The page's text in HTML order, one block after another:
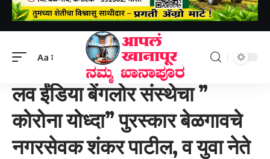
Aa
बेळगाव जिल्हा>लव ईंडिया बेंगलोर संस्थेचा ” कोरोना योध्दा” पुरस्कार बेळगावचे नगरसेवक शंकर पाटील, व युवा नेते पंडित ओगले यांना, ಬೆಳಗಾವಿ ಕಾರ್ಪೋರೇಟರ್ ಶಂಕರ ಪಾಟೀಲ ಹಾಗೂ ಯುವ ಮುಖಂಡ ಪಂಡಿತ್ ಓಗ್ಲೆ ಅವರಿಗೆ ಲವ್ ಇಂಡಿಯಾ ಬೆಂಗಳೂರು ಸಂಸ್ಥೆಯ “ಕರೋನಾ ಯೋಧ” ಪ್ರಶಸ್ತಿ.ಬೆಳಗಾವಿ ಕಾರ್ಪೋರೇಟರ್ ಶಂಕರ ಪಾಟೀಲ ಹಾಗೂ ಯುವ ಮುಖಂಡ ಪಂಡಿತ್ ಓಗ್ಲೆ ಅವರಿಗೆ ಲವ್ ಇಂಡಿಯಾ ಬೆಂಗಳೂರು ಸಂಸ್ಥೆಯ “ಕರೋನಾ ಯೋಧ” ಪ್ರಶಸ್ತಿ.
लव ईंडिया बेंगलोर संस्थेचा ”
कोरोना योध्दा” पुरस्कार बेळगावचे
नगरसेवक शंकर पाटील, व युवा नेते